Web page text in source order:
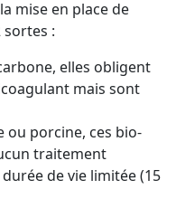
mise en place de
:
elles obligent
mais sont
ou porcine, ces bio-
traitement
de vie limitée (15